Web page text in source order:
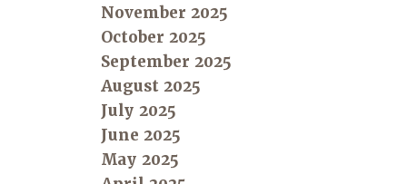
November 2025
October 2025
September 2025
August 2025
July 2025
June 2025
May 2025